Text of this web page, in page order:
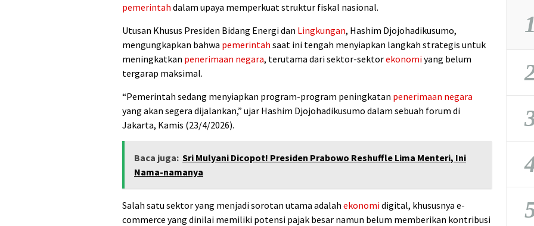
pemerintah dalam upaya memperkuat struktur fiskal nasional.
Utusan Khusus Presiden Bidang Energi dan Lingkungan, Hashim Djojohadikusumo,
mengungkapkan bahwa pemerintah saat ini tengah menyiapkan langkah strategis untuk
meningkatkan penerimaan negara, terutama dari sektor-sektorekonomiyang belum
tergarap maksimal.
“Pemerintah sedang menyiapkan program-program peningkatan penerimaan negara
yang akan segera dijalankan,” ujar Hashim Djojohadikusumo dalam sebuah forum di
Jakarta, Kamis (23/4/2026).
Baca juga: Sri Mulyani Dicopot! Presiden Prabowo Reshuffle Lima Menteri, Ini
Nama-namanya
Salah satu sektor yang menjadi sorotan utama adalah ekonomidigital, khususnya e-
commerce yang dinilai memiliki potensi pajak besar namun belum memberikan kontribusi
1
2
3
4
5